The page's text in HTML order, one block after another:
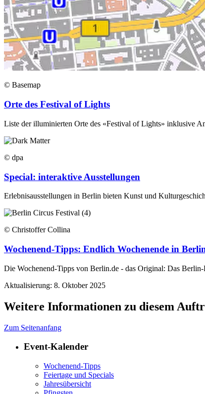
© Basemap
Orte des Festival of Lights
Liste der illuminierten Orte des «Festival of Lights» inklusive
© dpa
Special: interaktive Ausstellungen
Erlebnisausstellungen in Berlin bieten Kunst und
© Christoffer Collina
Wochenend-Tipps: Endlich Wochenende in
Die Wochenend-Tipps von Berlin.de - das Original: Das
Aktualisierung: 8. Oktober 2025
Weitere Informationen zu diesem
Zum Seitenanfang
Event-Kalender
Wochenend-Tipps
Feiertage und Specials
Jahresübersicht